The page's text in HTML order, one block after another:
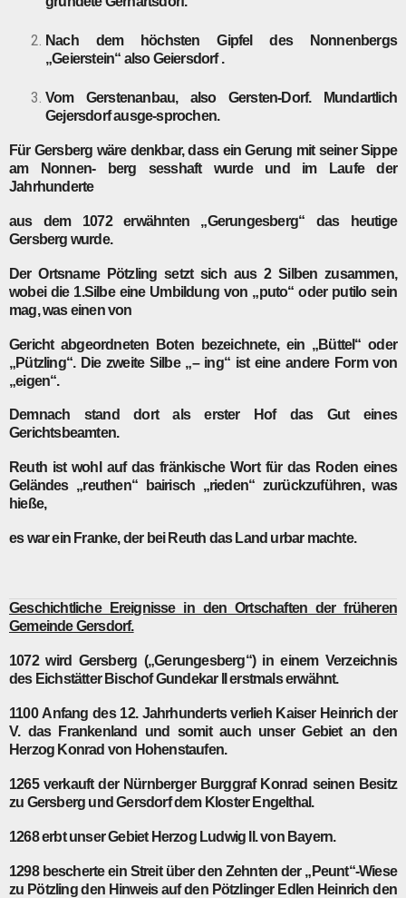
Nach dem höchsten Gipfel des Nonnenbergs
„Geierstein“ also Geiersdorf .
Vom Gerstenanbau, also Gersten-Dorf. Mundartlich
Gejersdorf ausge-sprochen.
Für Gersberg wäre denkbar, dass ein Gerung mit seiner Sippe
am Nonnen- berg sesshaft wurde und im Laufe der
Jahrhunderte
aus dem 1072 erwähnten „Gerungesberg“ das heutige
Gersberg wurde.
Der Ortsname Pötzling setzt sich aus 2 Silben zusammen,
wobei die 1.Silbe eine Umbildung von „puto“ oder putilo sein
mag, was einen von
Gericht abgeordneten Boten bezeichnete, ein „Büttel“ oder
„Pützling“. Die zweite Silbe „– ing“ ist eine andere Form von
„eigen“.
Demnach stand dort als erster Hof das Gut eines
Gerichtsbeamten.
Reuth ist wohl auf das fränkische Wort für das Roden eines
Geländes „reuthen“ bairisch „rieden“ zurückzuführen, was
hieße,
es war ein Franke, der bei Reuth das Land urbar machte.
Geschichtliche Ereignisse in den Ortschaften der früheren
Gemeinde Gersdorf.
1072wird Gersberg („Gerungesberg“) in einem Verzeichnis
des Eichstätter Bischof Gundekar II erstmals erwähnt.
1100Anfang des 12. Jahrhunderts verlieh Kaiser Heinrich der
V. das Frankenland und somit auch unser Gebiet an den
Herzog Konrad von Hohenstaufen.
1265verkauft der Nürnberger Burggraf Konrad seinen Besitz
zu Gersberg und Gersdorf dem Kloster Engelthal.
1268erbt unser Gebiet Herzog Ludwig II. von Bayern.
1298 bescherte ein Streit über den Zehnten der „Peunt“-Wiese
zu Pötzling den Hinweis auf den Pötzlinger Edlen Heinrich den